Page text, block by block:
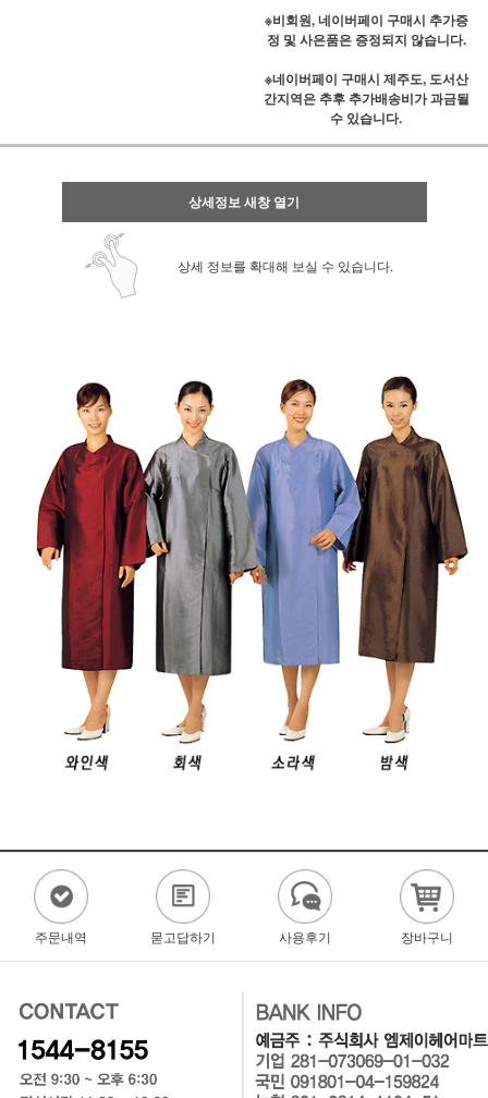
※비회원, 네이버페이 구매시 추가증
정 및 사은품은 증정되지 않습니다.
※네이버페이 구매시 제주도, 도서산
간지역은 추후 추가배송비가 과금될
수 있습니다.
상세정보 새창 열기
상세 정보를 확대해 보실 수 있습니다.
주문내역 묻고답하기 사용후기 장바구니